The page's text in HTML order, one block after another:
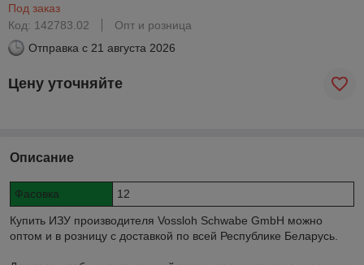
Под заказ
Код: 142783.02
Опт и розница
Отправка с 21 августа 2026
Цену уточняйте
Описание
Фасовка 12
Купить ИЗУ производителя Vossloh Schwabe GmbH можно
оптом и в розницу с доставкой по всей Республике Беларусь.